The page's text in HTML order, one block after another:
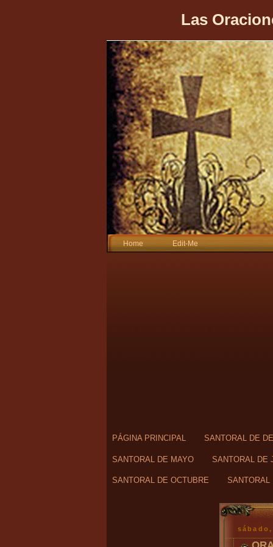
Las
Home Edit-Me
PÁGINA PRINCIPAL SANTORAL DE
SANTORAL DE MAYO SANTORAL DE
SANTORAL DE OCTUBRE SANTORAL